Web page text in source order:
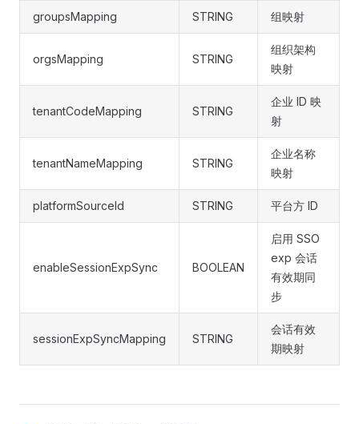
groupsMapping STRING 组映射
orgsMapping STRING
组织架构
映射
tenantCodeMapping STRING
企业 ID 映
射
tenantNameMapping STRING
企业名称
映射
platformSourceId STRING 平台方 ID
enableSessionExpSync BOOLEAN
启用 SSO
exp 会话
有效期同
步
sessionExpSyncMapping STRING
会话有效
期映射